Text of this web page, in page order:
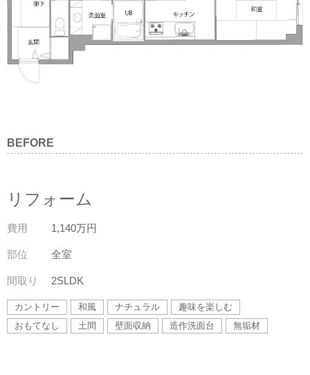
BEFORE
リフォーム
費用 1,140万円
部位 全室
間取り 2SLDK
カントリー 和風 ナチュラル
趣味を楽しむ
おもてなし
土間 壁面収納 造作洗面台 無垢材